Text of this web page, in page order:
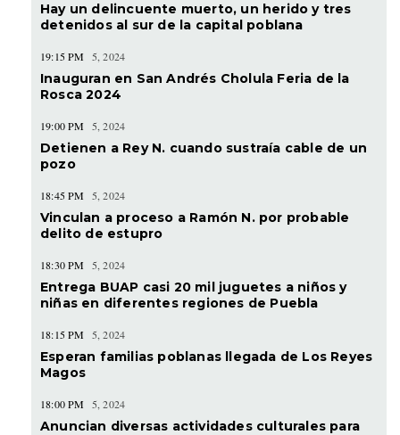
Hay un delincuente muerto, un herido y tres
detenidos al sur de la capital poblana
19:15 PM 5, 2024
Inauguran en San Andrés Cholula Feria de la
Rosca 2024
19:00 PM 5, 2024
Detienen a Rey N. cuando sustraía cable de un
pozo
18:45 PM 5, 2024
Vinculan a proceso a Ramón N. por probable
delito de estupro
18:30 PM 5, 2024
Entrega BUAP casi 20 mil juguetes a niños y
niñas en diferentes regiones de Puebla
18:15 PM 5, 2024
Esperan familias poblanas llegada de Los Reyes
Magos
18:00 PM 5, 2024
Anuncian diversas actividades culturales para